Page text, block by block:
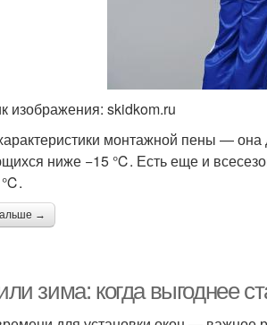
изображения: skidkom.ru
монтажной пены —
ниже −15 ℃. Есть еще и
℃.
→
зима: когда выгоднее